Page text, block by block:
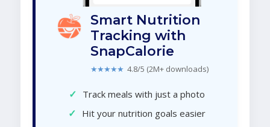
Smart Nutrition
Tracking with
SnapCalorie
★★★★★ 4.8/5 (2M+ downloads)
✓ Track meals with just a photo
✓ Hit your nutrition goals easier